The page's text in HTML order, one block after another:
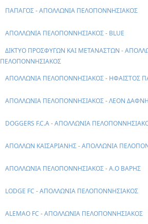
ΠΑΠΑΓΟΣ - ΑΠΟΛΛΩΝΙΑ ΠΕΛΟΠΟΝΝΗΣΙΑΚΟΣ
ΑΠΟΛΛΩΝΙΑ ΠΕΛΟΠΟΝΝΗΣΙΑΚΟΣ - BLUE
ΔΙΚΤΥΟ ΠΡΟΣΦΥΓΩΝ ΚΑΙ ΜΕΤΑΝΑΣΤΩΝ -
ΠΕΛΟΠΟΝΝΗΣΙΑΚΟΣ
ΑΠΟΛΛΩΝΙΑ ΠΕΛΟΠΟΝΝΗΣΙΑΚΟΣ - ΗΦΑΙΣΤΟΣ
ΑΠΟΛΛΩΝΙΑ ΠΕΛΟΠΟΝΝΗΣΙΑΚΟΣ - ΛΕΟΝ
DOGGERS F.C.A - ΑΠΟΛΛΩΝΙΑ
ΑΠΟΛΛΩΝ ΚΑΙΣΑΡΙΑΝΗΣ - ΑΠΟΛΛΩΝΙΑ
ΑΠΟΛΛΩΝΙΑ ΠΕΛΟΠΟΝΝΗΣΙΑΚΟΣ - Α.Ο ΒΑΡΗΣ
LODGE FC - ΑΠΟΛΛΩΝΙΑ ΠΕΛΟΠΟΝΝΗΣΙΑΚΟΣ
ALEMAO FC - ΑΠΟΛΛΩΝΙΑ ΠΕΛΟΠΟΝΝΗΣΙΑΚΟΣ